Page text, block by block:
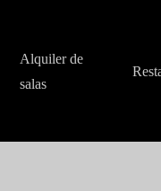
Alquiler de
salas